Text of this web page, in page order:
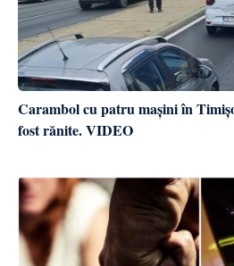
Carambol cu patru mașini în
fost rănite. VIDEO